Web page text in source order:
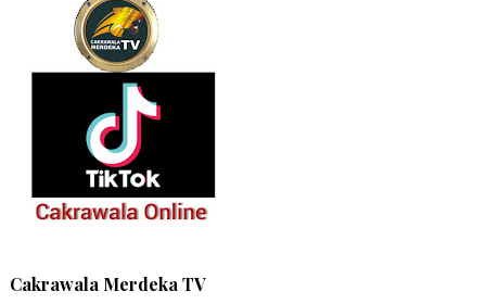
Cakrawala Merdeka TV